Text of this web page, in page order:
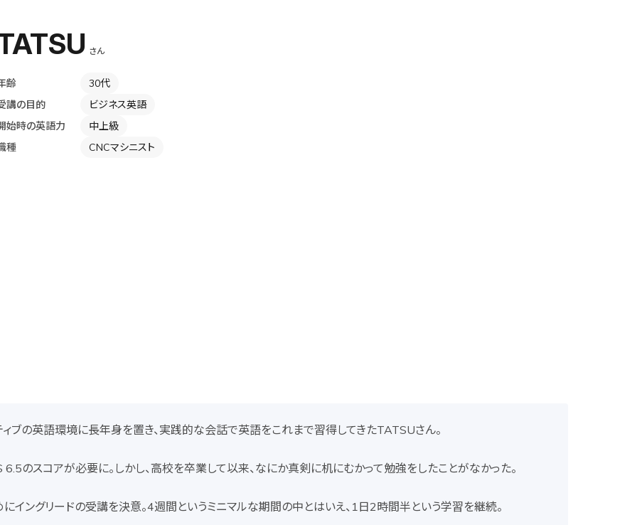
さん
齢
30代
講の目的
ビジネス英語
始時の英語力
中上級
種
CNCマシニスト
ィブの英語環境に長年身を置き、実践的な会話で英語をこれまで習得してきたTATSUさん。
のスコアが必要に。しかし、高校を卒業して以来、なにか真剣に机にむかって勉強をしたことがなかった。
イングリードの受講を決意。4週間というミニマルな期間の中とはいえ、1日2時間半という学習を継続。